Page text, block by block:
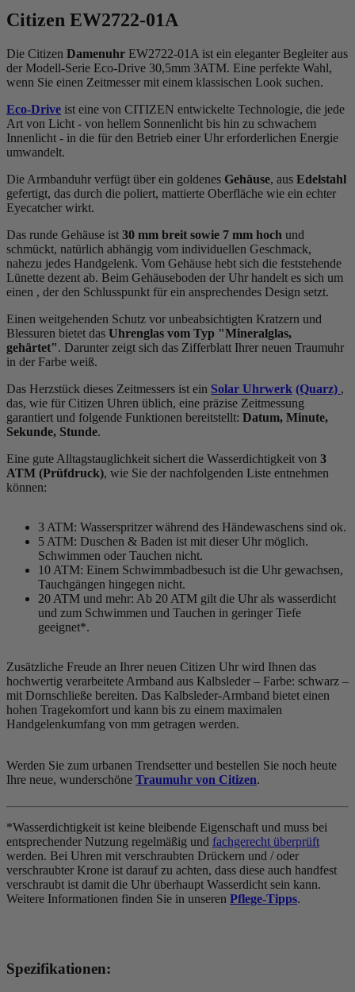
Citizen EW2722-01A
Die Citizen Damenuhr EW2722-01A ist ein eleganter Begleiter aus
der Modell-Serie Eco-Drive 30,5mm 3ATM. Eine perfekte Wahl,
wenn Sie einen Zeitmesser mit einem klassischen Look suchen.
Eco-Drive ist eine von CITIZEN entwickelte Technologie, die jede
Art von Licht - von hellem Sonnenlicht bis hin zu schwachem
Innenlicht - in die für den Betrieb einer Uhr erforderlichen Energie
umwandelt.
Die Armbanduhr verfügt über ein goldenes Gehäuse, aus Edelstahl
gefertigt, das durch die poliert, mattierte Oberfläche wie ein echter
Eyecatcher wirkt.
Das runde Gehäuse ist 30 mm breit sowie 7 mm hoch und
schmückt, natürlich abhängig vom individuellen Geschmack,
nahezu jedes Handgelenk. Vom Gehäuse hebt sich die feststehende
Lünette dezent ab. Beim Gehäuseboden der Uhr handelt es sich um
einen , der den Schlusspunkt für ein ansprechendes Design setzt.
Einen weitgehenden Schutz vor unbeabsichtigten Kratzern und
Blessuren bietet das Uhrenglas vom Typ "Mineralglas,
gehärtet". Darunter zeigt sich das Zifferblatt Ihrer neuen Traumuhr
in der Farbe weiß.
Das Herzstück dieses Zeitmessers ist ein Solar Uhrwerk (Quarz) ,
das, wie für Citizen Uhren üblich, eine präzise Zeitmessung
garantiert und folgende Funktionen bereitstellt: Datum, Minute,
Sekunde, Stunde.
Eine gute Alltagstauglichkeit sichert die Wasserdichtigkeit von 3
ATM (Prüfdruck), wie Sie der nachfolgenden Liste entnehmen
können:
3 ATM: Wasserspritzer während des Händewaschens sind ok.
5 ATM: Duschen & Baden ist mit dieser Uhr möglich.
Schwimmen oder Tauchen nicht.
10 ATM: Einem Schwimmbadbesuch ist die Uhr gewachsen,
Tauchgängen hingegen nicht.
20 ATM und mehr: Ab 20 ATM gilt die Uhr als wasserdicht
und zum Schwimmen und Tauchen in geringer Tiefe
geeignet*.
Zusätzliche Freude an Ihrer neuen Citizen Uhr wird Ihnen das
hochwertig verarbeitete Armband aus Kalbsleder – Farbe: schwarz –
mit Dornschließe bereiten. Das Kalbsleder-Armband bietet einen
hohen Tragekomfort und kann bis zu einem maximalen
Handgelenkumfang von mm getragen werden.
Werden Sie zum urbanen Trendsetter und bestellen Sie noch heute
Ihre neue, wunderschöne Traumuhr von Citizen.
*Wasserdichtigkeit ist keine bleibende Eigenschaft und muss bei
entsprechender Nutzung regelmäßig und fachgerecht überprüft
werden. Bei Uhren mit verschraubten Drückern und / oder
verschraubter Krone ist darauf zu achten, dass diese auch handfest
verschraubt ist damit die Uhr überhaupt Wasserdicht sein kann.
Weitere Informationen finden Sie in unseren Pflege-Tipps.
Spezifikationen: